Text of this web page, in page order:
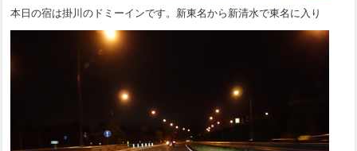
本日の宿は掛川のドミーインです。新東名から新清水で東名に入り